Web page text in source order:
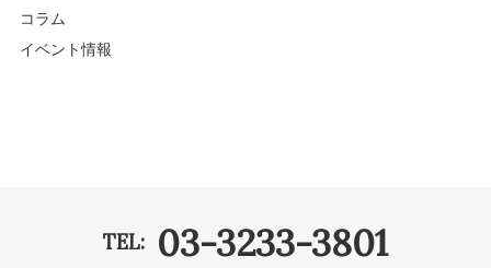
コラム
イベント情報
TEL: 03-3233-3801